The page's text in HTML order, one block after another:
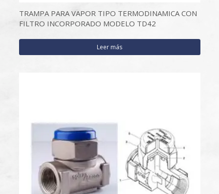
TRAMPA PARA VAPOR TIPO TERMODINAMICA CON
FILTRO INCORPORADO MODELO TD42
Leer más